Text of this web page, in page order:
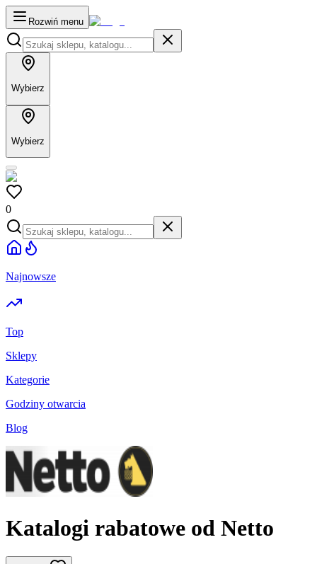
Rozwiń menu
Wybierz
Wybierz
0
Najnowsze
Top
Sklepy
Kategorie
Godziny otwarcia
Blog
Katalogi rabatowe od Netto